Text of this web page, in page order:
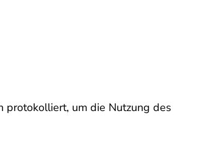
um die Nutzung des